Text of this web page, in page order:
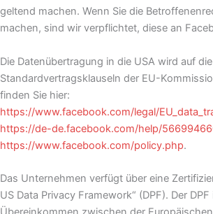
geltend machen. Wenn Sie die
machen, sind wir verpflichtet, diese an
Die Datenübertragung in die USA wird auf die
Standardvertragsklauseln der EU-
finden Sie hier:
https://www.facebook.com/legal/
https://de-de.facebook.com/help/
https://www.facebook.com/policy.php.
Das Unternehmen verfügt über eine
US Data Privacy Framework“ (DPF). Der DPF